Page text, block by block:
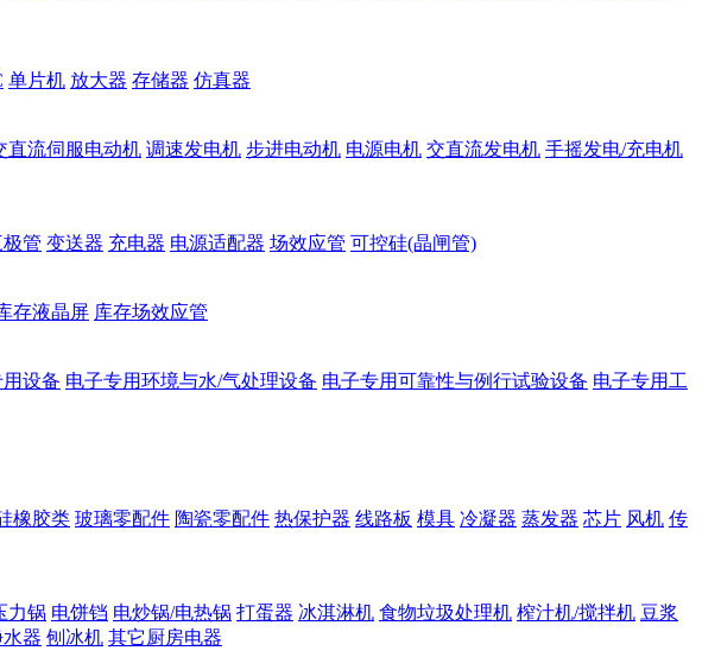
单片机 放大器 存储器 仿真器
直流伺服电动机 调速发电机 步进电动机 电源电机 交直流发电机 手摇发电/充电机
极管 变送器 充电器 电源适配器 场效应管 可控硅(晶闸管)
存液晶屏 库存场效应管
设备 电子专用环境与水/气处理设备 电子专用可靠性与例行试验设备 电子专用工
橡胶类 玻璃零配件 陶瓷零配件 热保护器 线路板 模具 冷凝器 蒸发器 芯片 风机 传
力锅 电饼铛 电炒锅/电热锅 打蛋器 冰淇淋机 食物垃圾处理机 榨汁机/搅拌机 豆浆
器 刨冰机 其它厨房电器